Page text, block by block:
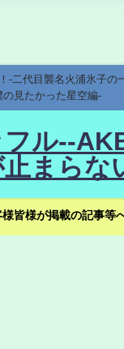
-二代目襲名火浦氷子
の見たかった星空編-
ル--
止まらな
皆様が掲載の記事等